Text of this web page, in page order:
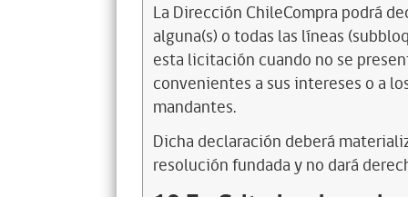
La Dirección ChileCompra podrá
alguna(s) o todas las líneas
esta licitación cuando no se
convenientes a sus intereses o a
mandantes.
Dicha declaración deberá
resolución fundada y no dará